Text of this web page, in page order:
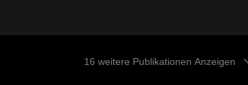
16 weitere Publikationen Anzeigen